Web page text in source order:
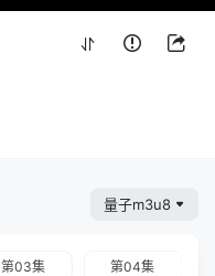
量子m3u8
第03集 第04集